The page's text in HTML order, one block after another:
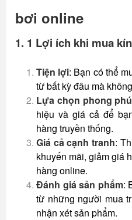
bơi online
1. 1 Lợi ích khi mua
Tiện lợi: Bạn có thể
từ bất kỳ đâu mà
Lựa chọn phong phú
hiệu và giá cả để
hàng truyền thống.
Giá cả cạnh tranh:
khuyến mãi, giảm giá
hàng online.
Đánh giá sản phẩm:
từ những người mua
nhận xét sản phẩm.